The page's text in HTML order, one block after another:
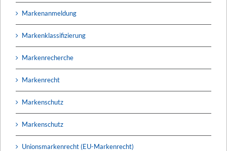
Markenanmeldung
Markenklassifizierung
Markenrecherche
Markenrecht
Markenschutz
Markenschutz
Unionsmarkenrecht (EU-Markenrecht)